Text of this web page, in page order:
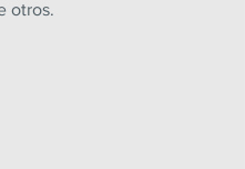
otros.